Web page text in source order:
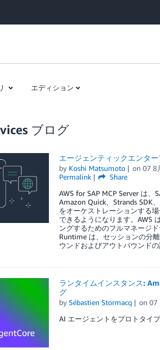
エディション
ブログ
エージェンティックエンタ
by Koshi Matsumoto on07 8
Permalink
Share
AWS for SAP MCP Server は、
Amazon Quick、Strands SDK
をオーケストレーションする
できるようになります。AWS
ングするためのフルマネージ
Runtime は、セッションの分
ウンドおよびアウトバウンド
ランタイムインスタンス:
グ
by Sébastien Stormacq on07
AI エージェントをプロトタイ